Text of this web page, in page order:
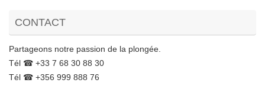
CONTACT
Partageons notre passion de la plongée.
Tél ☎ +33 7 68 30 88 30
Tél ☎ +356 999 888 76